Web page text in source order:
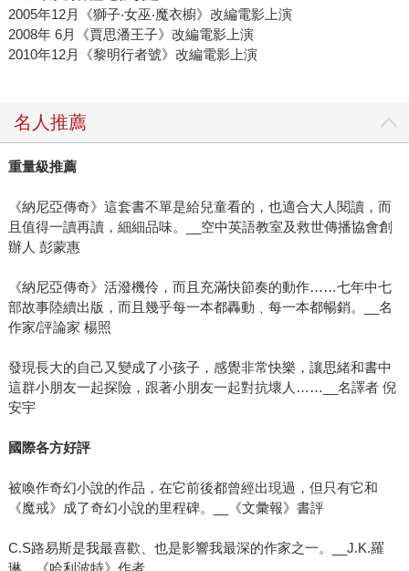
2005年12月《獅子‧女巫‧魔衣櫥》改編電影上演
2008年 6月《賈思潘王子》改編電影上演
2010年12月《黎明行者號》改編電影上演
名人推薦
重量級推薦
《納尼亞傳奇》這套書不單是給兒童看的，也適合大人閱讀，而
且值得一讀再讀，細細品味。__空中英語教室及救世傳播協會創
辦人 彭蒙惠
《納尼亞傳奇》活潑機伶，而且充滿快節奏的動作……七年中七
部故事陸續出版，而且幾乎每一本都轟動﹑每一本都暢銷。__名
作家/評論家 楊照
發現長大的自己又變成了小孩子，感覺非常快樂，讓思緒和書中
這群小朋友一起探險，跟著小朋友一起對抗壞人……__名譯者 倪
安宇
國際各方好評
被喚作奇幻小說的作品，在它前後都曾經出現過，但只有它和
《魔戒》成了奇幻小說的里程碑。__《文彙報》書評
C.S路易斯是我最喜歡、也是影響我最深的作家之一。__J.K.羅
琳，《哈利波特》作者